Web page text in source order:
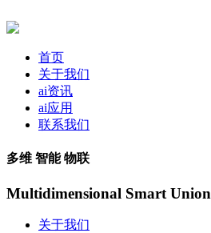
首页
关于我们
ai资讯
ai应用
联系我们
多维 智能 物联
Multidimensional Smart Union
关于我们